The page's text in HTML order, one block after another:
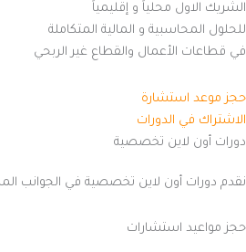
الشريك الاول محلياً و إقليمياً
للحلول المحاسبية و المالية المتكاملة
في قطاعات الأعمال والقطاع غير الربحي
حجز موعد استشارة
الاشتراك في الدورات
دورات أون لاين تخصصية
نقدم دورات أون لاين تخصصية في الجوانب
حجز مواعيد استشارات